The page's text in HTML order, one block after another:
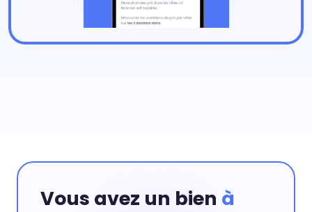
Vous avez un bien à